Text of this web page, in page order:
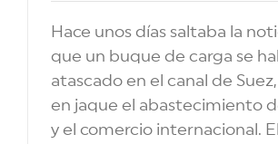
Hace unos días saltaba la
que un buque de carga se
atascado en el canal de
en jaque el abastecimiento
y el comercio internacional.